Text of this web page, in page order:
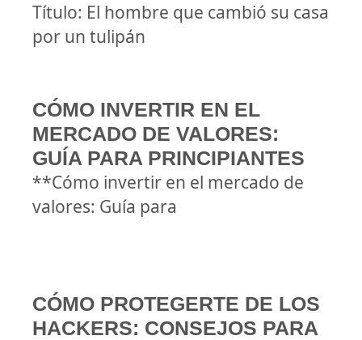
Título: El hombre que cambió su casa
por un tulipán
CÓMO INVERTIR EN EL
MERCADO DE VALORES:
GUÍA PARA PRINCIPIANTES
**Cómo invertir en el mercado de
valores: Guía para
CÓMO PROTEGERTE DE LOS
HACKERS: CONSEJOS PARA